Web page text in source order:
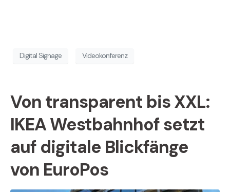
Digital Signage Videokonferenz
Von transparent bis XXL:
IKEA Westbahnhof setzt
auf digitale Blickfänge
von EuroPos